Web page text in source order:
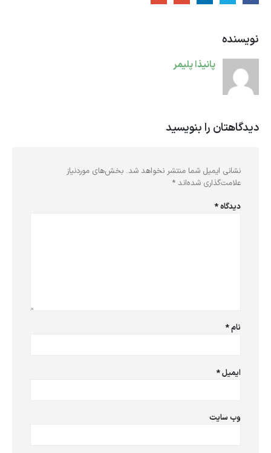
نویسنده
پانیذا پلیمر
دیدگاهتان را بنویسید
نشانی ایمیل شما منتشر نخواهد شد. بخش‌های موردنیاز
علامت‌گذاری شده‌اند *
دیدگاه*
نام*
ایمیل*
وب‌ سایت